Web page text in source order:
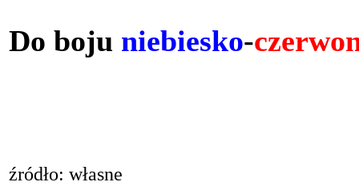
Do boju niebiesko-
źródło: własne